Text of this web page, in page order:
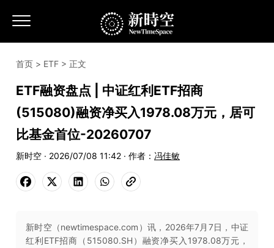
首页 > ETF > 正文
ETF融资盘点 | 中证红利ETF招商
(515080)融资净买入1978.08万元，居可
比基金首位-20260707
新时空 · 2026/07/08 11:42 · 作者： 冯佳敏
新时空（newtimespace.com）讯，2026年7月7日，中证
红利ETF招商（515080.SH）融资净买入1978.08万元，